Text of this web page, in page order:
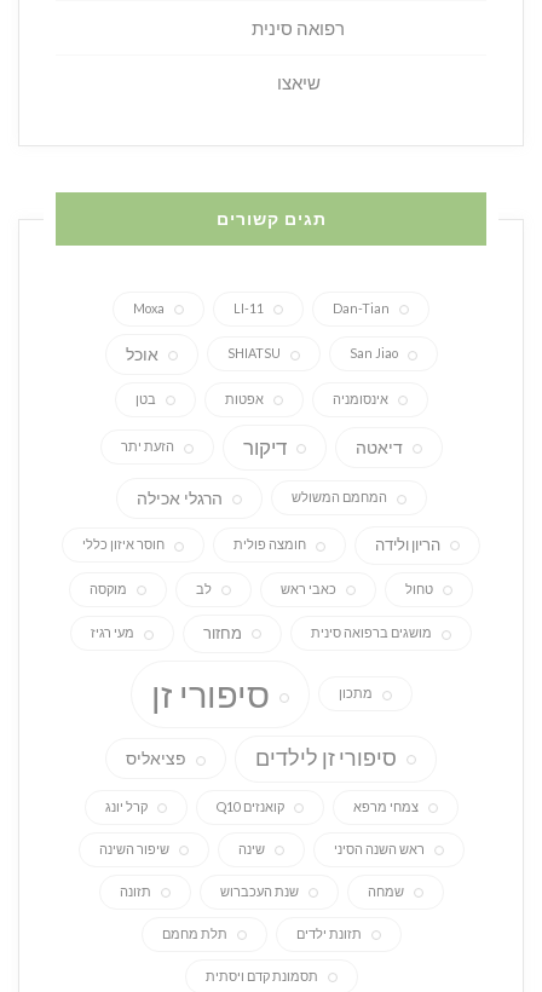
רפואה סינית
שיאצו
תגים קשורים
Dan-Tian
LI-11
Moxa
San Jiao
SHIATSU אוכל
אינסומניה אפטות בטן
דיאטה דיקור הזעת יתר
המחמם המשולש הרגלי אכילה
הריון ולידה חומצה פולית חוסר איזון כללי
טחול כאבי ראש לב מוקסה
מושגים ברפואה סינית מחזור מעי רגיז
מתכון סיפורי זן
סיפורי זן לילדים פציאליס
צמחי מרפא קואנזים Q10 קרל יונג
ראש השנה הסיני שינה שיפור השינה
שמחה שנת העכברוש תזונה
תזונת ילדים תלת מחמם
תסמונת קדם ויסתית